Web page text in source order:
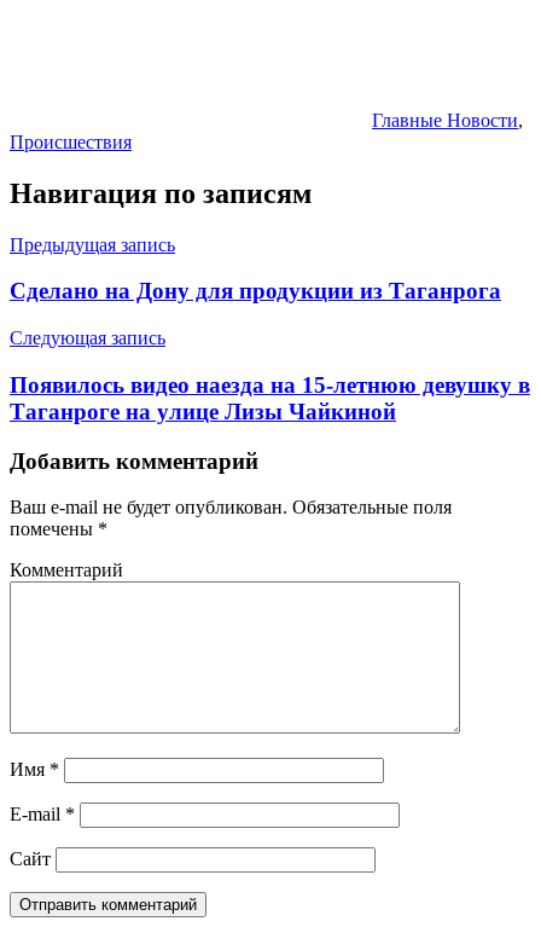
Главные Новости,
Происшествия
Навигация по записям
Предыдущая запись
Сделано на Дону для продукции из Таганрога
Следующая запись
Появилось видео наезда на 15-летнюю девушку в
Таганроге на улице Лизы Чайкиной
Добавить комментарий
Ваш e-mail не будет опубликован. Обязательные поля
помечены *
Комментарий
Имя *
E-mail *
Сайт